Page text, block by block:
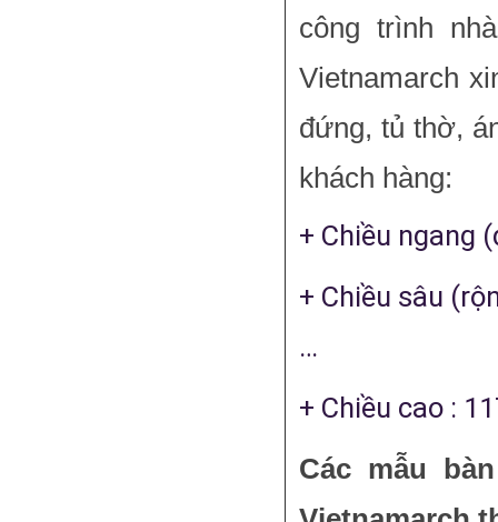
công trình
Vietnamarch
đứng, tủ thờ,
khách hàng:
+ Chiều ngang
+ Chiều sâu
…
+ Chiều cao :
Các mẫu